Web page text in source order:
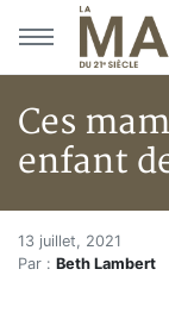
Aller au menu
Aller au contenu
Ces
enfant
Accueil
Articles
Ces
13 juillet, 2021
Par : Beth Lambert